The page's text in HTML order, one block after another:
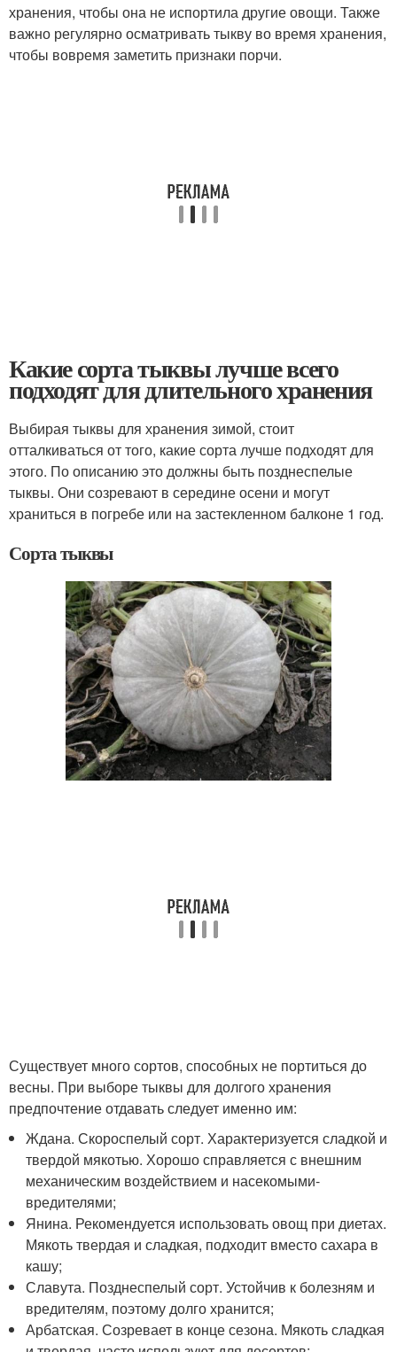
хранения, чтобы она не испортила другие овощи. Также
важно регулярно осматривать тыкву во время хранения,
чтобы вовремя заметить признаки порчи.
Какие сорта тыквы лучше всего
подходят для длительного хранения
Выбирая тыквы для хранения зимой, стоит
отталкиваться от того, какие сорта лучше подходят для
этого. По описанию это должны быть позднеспелые
тыквы. Они созревают в середине осени и могут
храниться в погребе или на застекленном балконе 1 год.
Сорта тыквы
Существует много сортов, способных не портиться до
весны. При выборе тыквы для долгого хранения
предпочтение отдавать следует именно им:
Ждана. Скороспелый сорт. Характеризуется сладкой и
твердой мякотью. Хорошо справляется с внешним
механическим воздействием и насекомыми-
вредителями;
Янина. Рекомендуется использовать овощ при диетах.
Мякоть твердая и сладкая, подходит вместо сахара в
кашу;
Славута. Позднеспелый сорт. Устойчив к болезням и
вредителям, поэтому долго хранится;
Арбатская. Созревает в конце сезона. Мякоть сладкая